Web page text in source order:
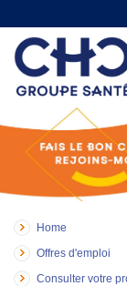
Home
Offres d'emploi
Consulter votre